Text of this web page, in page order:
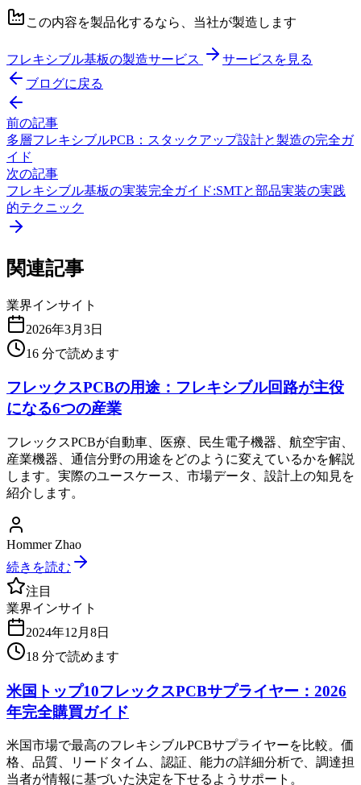
この内容を製品化するなら、当社が製造します
フレキシブル基板の製造サービス
サービスを見る
ブログに戻る
前の記事
多層フレキシブルPCB：スタックアップ設計と製造の完全ガ
イド
次の記事
フレキシブル基板の実装完全ガイド:SMTと部品実装の実践
的テクニック
関連記事
業界インサイト
2026年3月3日
16 分で読めます
フレックスPCBの用途：フレキシブル回路が主役
になる6つの産業
フレックスPCBが自動車、医療、民生電子機器、航空宇宙、
産業機器、通信分野の用途をどのように変えているかを解説
します。実際のユースケース、市場データ、設計上の知見を
紹介します。
Hommer Zhao
続きを読む
注目
業界インサイト
2024年12月8日
18 分で読めます
米国トップ10フレックスPCBサプライヤー：2026
年完全購買ガイド
米国市場で最高のフレキシブルPCBサプライヤーを比較。価
格、品質、リードタイム、認証、能力の詳細分析で、調達担
当者が情報に基づいた決定を下せるようサポート。